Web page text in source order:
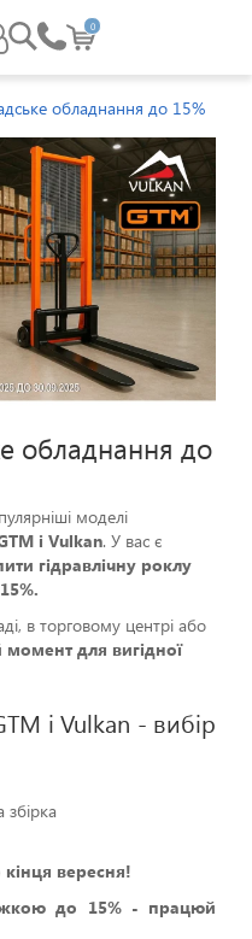
0
обладнання до 15%
обладнання до
моделі
і Vulkan. У вас є
гідравлічну роклу
в торговому центрі або
для вигідної
і Vulkan - вибір
збірка
вересня!
до 15% - працюй